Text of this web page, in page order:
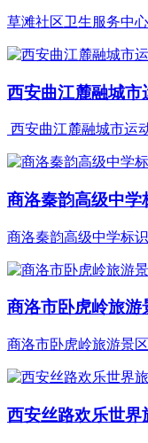
草滩社区卫生服务中
西安曲江麓融城市
西安曲江麓融城市运
商洛秦韵高级中学
商洛秦韵高级中学标
商洛市卧虎岭旅游
商洛市卧虎岭旅游景
西安丝路欢乐世界